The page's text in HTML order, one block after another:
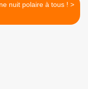
Bonne nuit polaire à tous ! >